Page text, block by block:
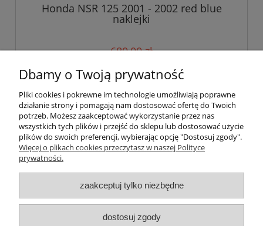
Honda NSR 125 2001 - 2002 red blue
naklejki
680,00 zł
do koszyka
Pomoc
Płatności i dostawa
Informacje
Dbamy o Twoją prywatność
Pliki cookies i pokrewne im technologie umożliwiają poprawne
działanie strony i pomagają nam dostosować ofertę do Twoich
potrzeb. Możesz zaakceptować wykorzystanie przez nas
wszystkich tych plików i przejść do sklepu lub dostosować użycie
plików do swoich preferencji, wybierając opcję "Dostosuj zgody".
Więcej o plikach cookies przeczytasz w naszej Polityce
prywatności.
zaakceptuj tylko niezbędne
dostosuj zgody